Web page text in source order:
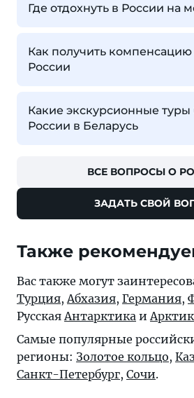
Где отдохнуть в России на
Как получить компенсацию
России
Какие экскурсионные
России в Беларусь
ВСЕ ВОПРОСЫ О
ЗАДАТЬ СВОЙ
Также
Вас также могут
Турция, Абхазия, Германия,
Русская Антарктика и
Самые популярные
регионы: Золотое кольцо,
Санкт-Петербург, Сочи.